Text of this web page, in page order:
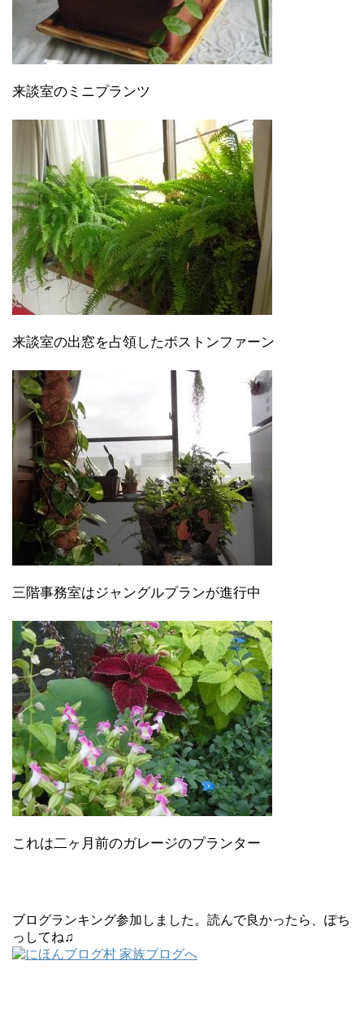
来談室のミニプランツ
来談室の出窓を占領したボストンファーン
三階事務室はジャングルプランが進行中
これは二ヶ月前のガレージのプランター
ブログランキング参加しました。読んで良かったら、ぽち
っしてね♫